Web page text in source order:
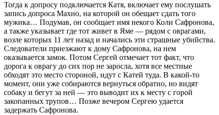
Тогда к допросу подключается Катя, включает ему послушать
запись допроса Махно, на которой он обещает сдать того
мужика… Подумав, он сообщает имя некого Коли Сафронова,
а также указывает где тот живет в Яме — рядом с оврагами,
возле которых 11 лет назад и начались эти страшные убийства.
Следователи приезжают к дому Сафронова, на нем
оказывается замок. Потом Сергей отмечает тот факт, что
дорога к оврагу до сих пор не заросла, хотя все местные
обходят это место стороной, идут с Катей туда. В какой-то
момент, они уже собираются вернуться обратно, но видят
собаку и бегут за ней — это выводит их к месту с горой
закопанных трупов… Позже вечером Сергею удается
задержать Сафронова.